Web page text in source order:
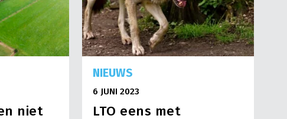
niet
NIEUWS
6 JUNI 2023
LTO eens met